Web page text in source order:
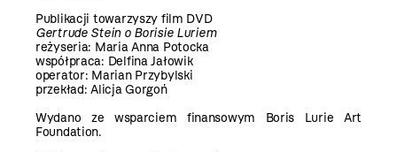
Publikacji towarzyszy film DVD
Gertrude Stein o Borisie Luriem
reżyseria: Maria Anna Potocka
współpraca: Delfina Jałowik
operator: Marian Przybylski
przekład: Alicja Gorgoń
Wydano ze wsparciem finansowym Boris Lurie Art
Foundation.